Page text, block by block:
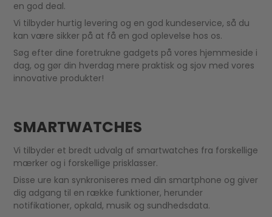
en god deal.
Vi tilbyder hurtig levering og en god kundeservice, så du
kan være sikker på at få en god oplevelse hos os.
Søg efter dine foretrukne gadgets på vores hjemmeside i
dag, og gør din hverdag mere praktisk og sjov med vores
innovative produkter!
SMARTWATCHES
Vi tilbyder et bredt udvalg af smartwatches fra forskellige
mærker og i forskellige prisklasser.
Disse ure kan synkroniseres med din smartphone og giver
dig adgang til en række funktioner, herunder
notifikationer, opkald, musik og sundhedsdata.